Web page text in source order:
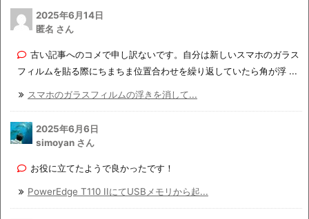
2025年6月14日
匿名 さん
古い記事へのコメで申し訳ないです。自分は新しいスマホのガラス
フィルムを貼る際にちまちま位置合わせを繰り返していたら角が浮 ...
スマホのガラスフィルムの浮きを消して...
2025年6月6日
simoyan さん
お役に立てたようで良かったです！
PowerEdge T110 IIにてUSBメモリから起...